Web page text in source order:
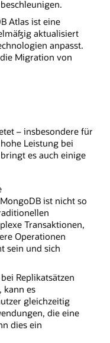
Atlas ist eine
aktualisiert
anpasst.
Migration von
– insbesondere für
Leistung bei
es auch einige
ist nicht so
Transaktionen,
Operationen
sein und sich
Replikatsätzen
kann es
gleichzeitig
die eine
dies ein